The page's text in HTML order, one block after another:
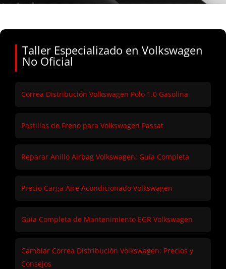
Taller Especializado en Volkswagen
No Oficial
Correa Distribución Volkswagen Polo 1.0 Gasolina
Pastillas de Freno para Volkswagen Passat
Reparar Anillo Airbag Volkswagen: Guía Completa
Precio Carga Aire Acondicionado Volkswagen
Guía Completa de Mantenimiento EGR Volkswagen
Cambiar Correa Distribución Volkswagen: Precios y
Consejos